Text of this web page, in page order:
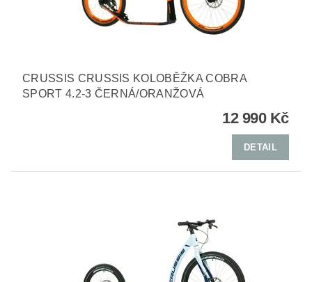
CRUSSIS CRUSSIS KOLOBĚŽKA COBRA
SPORT 4.2-3 ČERNÁ/ORANŽOVÁ
12 990 Kč
DETAIL